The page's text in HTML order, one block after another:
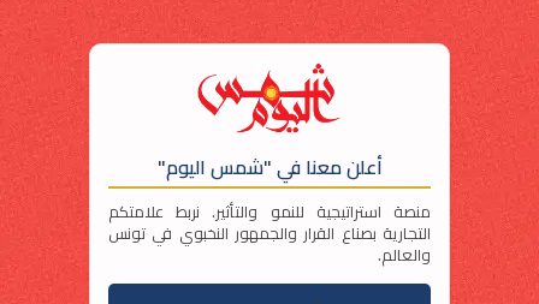
أعلن معنا في "شمس اليوم"
منصة استراتيجية للنمو والتأثير. نربط علامتكم
التجارية بصناع القرار والجمهور النخبوي في تونس
والعالم.